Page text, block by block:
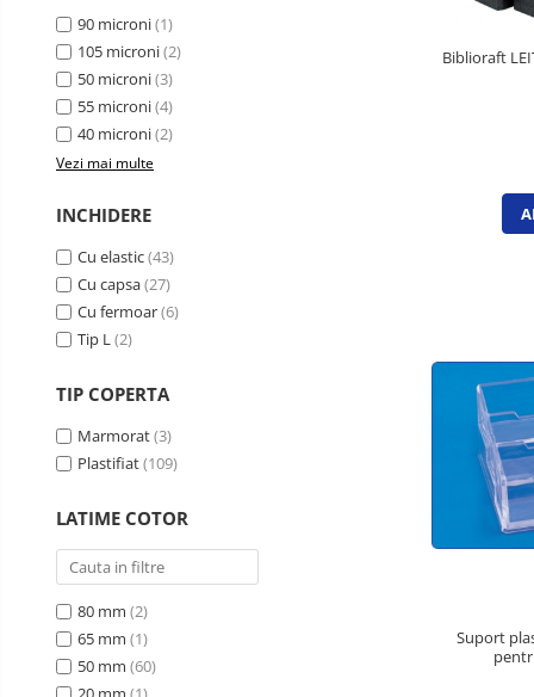
Flipcharturi si accesorii
Focus touch
Hartie flipchart
Panouri, suporturi si aviziere
pentru prezentare
Table magnetice si plannere
Clasificatoare si vestiare
Covorase protectie podea
Cuiere
Mobilier de birou
Panouri pentru chei
Scaune operationale pentru birou
Scaune vizitator
Suporturi ergonomice
Accesorii protocol
Ambalare
90 microni(1)
105 microni(2)
50 microni(3)
55 microni(4)
40 microni(2)
Vezi mai multe
INCHIDERE
Cu elastic(43)
Cu capsa(27)
Cu fermoar(6)
Tip L(2)
TIP COPERTA
Marmorat(3)
Plastifiat(109)
LATIME COTOR
80 mm (2)
65 mm (1)
50 mm (60)
Biblioraft
Suport